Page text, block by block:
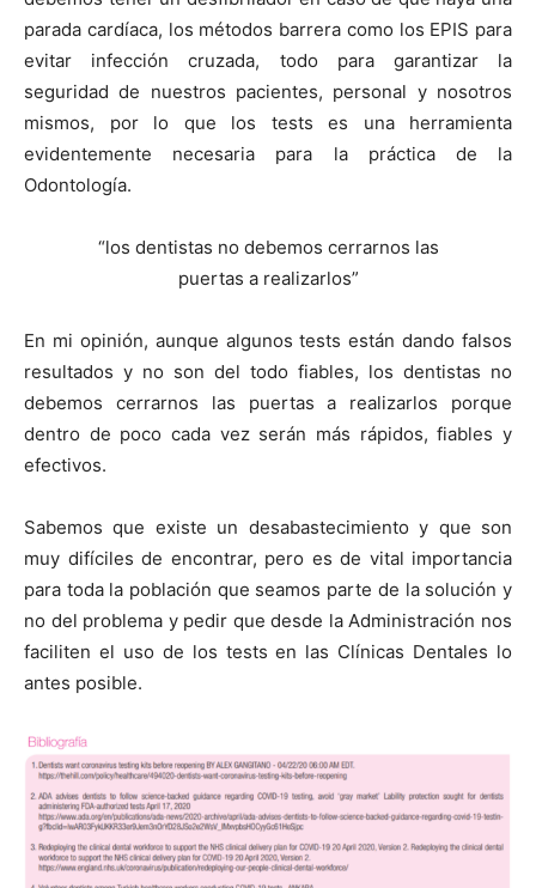
parada cardíaca, los métodos barrera como los EPIS para
evitar infección cruzada, todo para garantizar la
seguridad de nuestros pacientes, personal y nosotros
mismos, por lo que los tests es una herramienta
evidentemente necesaria para la práctica de la
Odontología.
“los dentistas no debemos cerrarnos las
puertas a realizarlos”
En mi opinión, aunque algunos tests están dando falsos
resultados y no son del todo fiables, los dentistas no
debemos cerrarnos las puertas a realizarlos porque
dentro de poco cada vez serán más rápidos, fiables y
efectivos.
Sabemos que existe un desabastecimiento y que son
muy difíciles de encontrar, pero es de vital importancia
para toda la población que seamos parte de la solución y
no del problema y pedir que desde la Administración nos
faciliten el uso de los tests en las Clínicas Dentales lo
antes posible.